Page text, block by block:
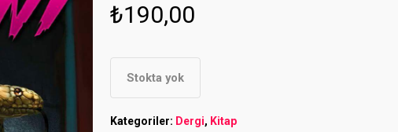
₺190,00
Stokta yok
Kategoriler: Dergi, Kitap